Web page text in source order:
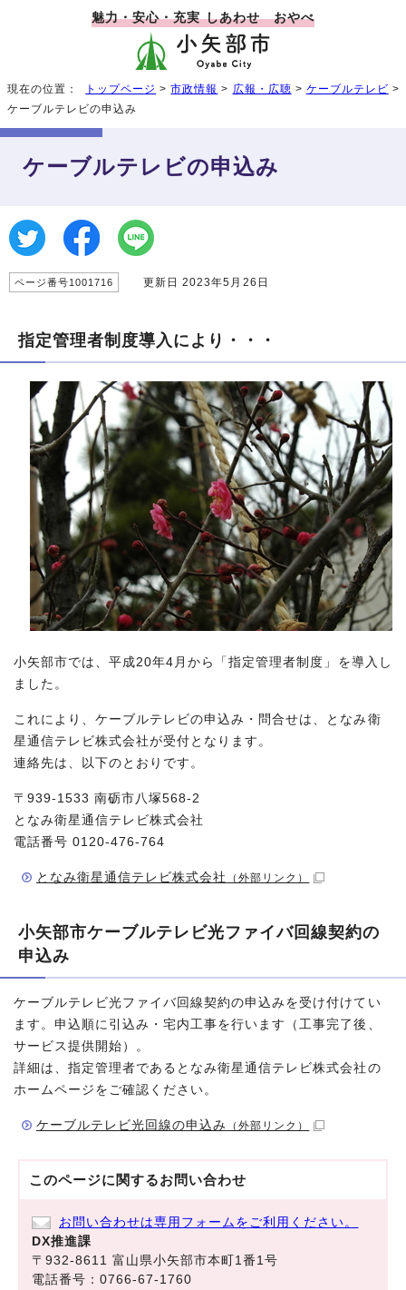
魅力・安心・充実 しあわせ おやべ
現在の位置： トップページ >市政情報 > 広報・広聴 > ケーブルテレビ >
ケーブルテレビの申込み
ケーブルテレビの申込み
ページ番号1001716 更新日 2023年5月26日
指定管理者制度導入により・・・
小矢部市では、平成20年4月から「指定管理者制度」を導入し
ました。
これにより、ケーブルテレビの申込み・問合せは、となみ衛
星通信テレビ株式会社が受付となります。
連絡先は、以下のとおりです。
〒939-1533 南砺市八塚568-2
となみ衛星通信テレビ株式会社
電話番号 0120-476-764
となみ衛星通信テレビ株式会社 （外部リンク）
小矢部市ケーブルテレビ光ファイバ回線契約の
申込み
ケーブルテレビ光ファイバ回線契約の申込みを受け付けてい
ます。申込順に引込み・宅内工事を行います（工事完了後、
サービス提供開始）。
詳細は、指定管理者であるとなみ衛星通信テレビ株式会社の
ホームページをご確認ください。
ケーブルテレビ光回線の申込み （外部リンク）
このページに関するお問い合わせ
お問い合わせは専用フォームをご利用ください。
DX推進課
〒932-8611 富山県小矢部市本町1番1号
電話番号：0766-67-1760